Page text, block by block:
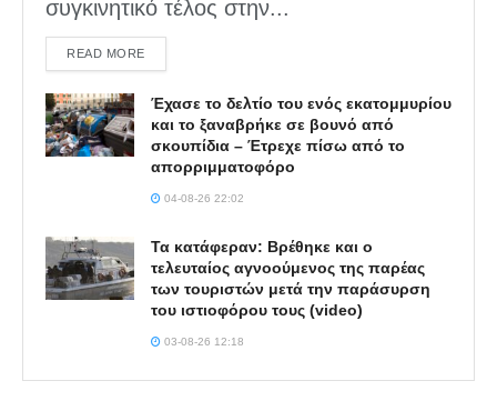
συγκινητικό τέλος στην...
READ MOREDETAILS
Έχασε το δελτίο του ενός εκατομμυρίου
και το ξαναβρήκε σε βουνό από
σκουπίδια – Έτρεχε πίσω από το
απορριμματοφόρο
04-08-26 22:02
Τα κατάφεραν: Βρέθηκε και ο
τελευταίος αγνοούμενος της παρέας
των τουριστών μετά την παράσυρση
του ιστιοφόρου τους (video)
03-08-26 12:18